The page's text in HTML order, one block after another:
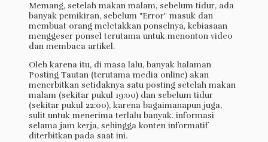
Memang, setelah makan malam, sebelum tidur, ada
banyak pemikiran, sebelum "Error" masuk dan
membuat orang meletakkan ponselnya, kebiasaan
menggeser ponsel terutama untuk menonton video
dan membaca artikel.
Oleh karena itu, di masa lalu, banyak halaman
Posting Tautan (terutama media online) akan
menerbitkan setidaknya satu posting setelah makan
malam (sekitar pukul 19:00) dan sebelum tidur
(sekitar pukul 22:00), karena bagaimanapun juga,
sulit untuk menerima terlalu banyak. informasi
selama jam kerja, sehingga konten informatif
diterbitkan pada saat ini.